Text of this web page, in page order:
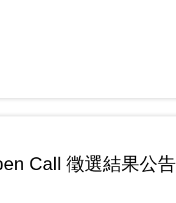
Call 徵選結果公告